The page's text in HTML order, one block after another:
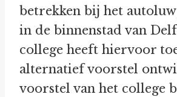
betrekken bij het
in de binnenstad van
college heeft hiervoor
alternatief voorstel
voorstel van het college